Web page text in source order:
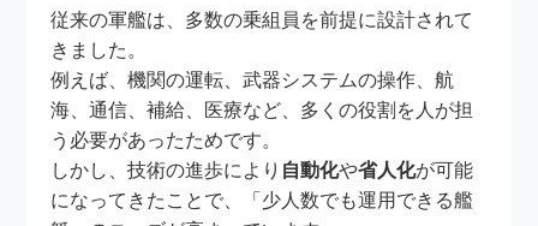
従来の軍艦は、多数の乗組員を前提に設計されて
きました。
例えば、機関の運転、武器システムの操作、航
海、通信、補給、医療など、多くの役割を人が担
う必要があったためです。
しかし、技術の進歩により 自動化や省人化が可能
になってきたことで、「少人数でも運用できる艦